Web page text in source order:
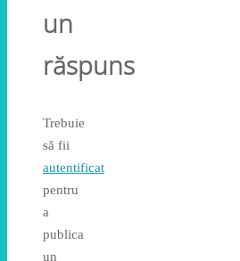
un
răspuns
Trebuie
să fii
autentificat
pentru
a
publica
un